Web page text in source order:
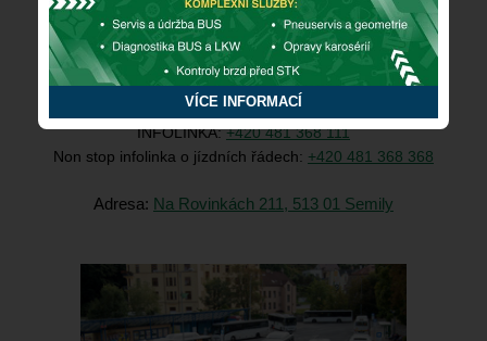
VÍCE INFORMACÍ
Centrála Semily
INFOLINKA:+420 481 368 111
Non stop infolinka o jízdních řádech: +420 481 368 368
Adresa: Na Rovinkách 211, 513 01 Semily